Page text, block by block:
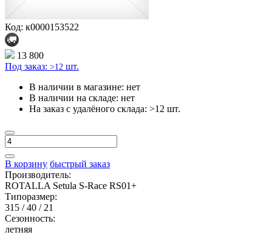
Код: к0000153522
13 800
Под заказ: >12 шт.
В наличии в магазине: нет
В наличии на складе: нет
На заказ с удалёного склада: >12 шт.
В корзину быстрый заказ
Производитель:
ROTALLA Setula S-Race RS01+
Типоразмер:
315 / 40 / 21
Сезонность:
летняя